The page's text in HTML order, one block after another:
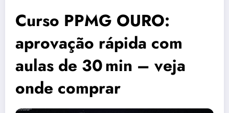
Curso PPMG OURO:
aprovação rápida com
aulas de 30 min – veja
onde comprar